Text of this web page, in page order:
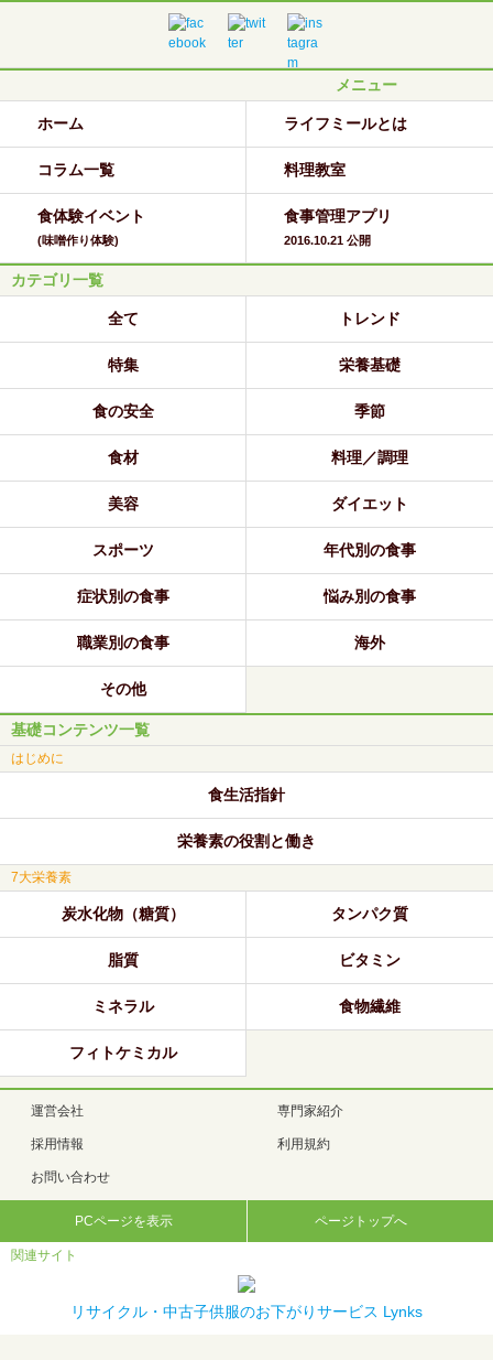
メニュー
ホーム ライフミールとは
コラム一覧 料理教室
食体験イベント
(味噌作り体験)
食事管理アプリ
2016.10.21 公開
カテゴリ一覧
全て トレンド
特集 栄養基礎
食の安全 季節
食材 料理／調理
美容 ダイエット
スポーツ 年代別の食事
症状別の食事 悩み別の食事
職業別の食事 海外
その他
基礎コンテンツ一覧
はじめに
食生活指針
栄養素の役割と働き
7大栄養素
炭水化物（糖質） タンパク質
脂質 ビタミン
ミネラル 食物繊維
フィトケミカル
運営会社 専門家紹介
採用情報 利用規約
お問い合わせ
PCページを表示 ページトップへ
関連サイト
リサイクル・中古子供服のお下がりサービス Lynks